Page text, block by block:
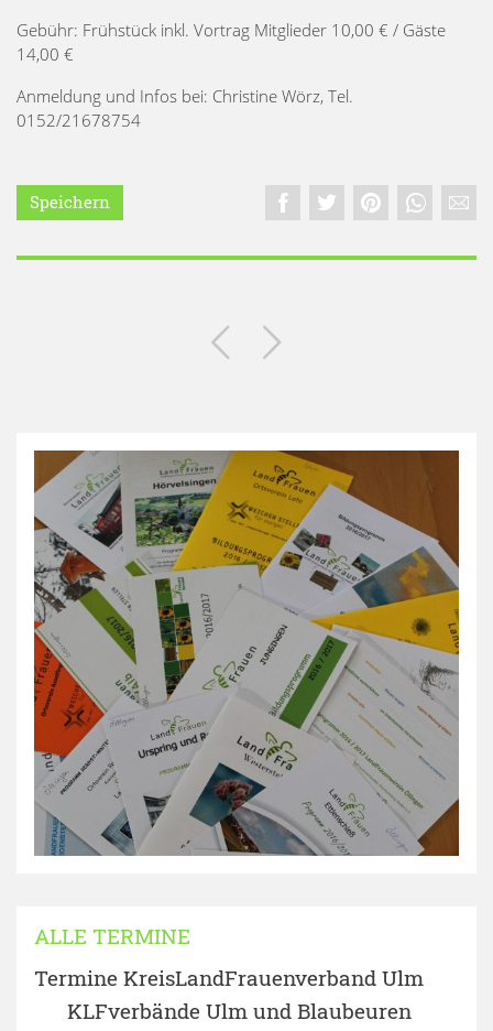
Gebühr: Frühstück inkl. Vortrag Mitglieder 10,00 € / Gäste
14,00 €
Anmeldung und Infos bei: Christine Wörz, Tel.
0152/21678754
Speichern
ALLE TERMINE
Termine KreisLandFrauenverband Ulm
KLFverbände Ulm und Blaubeuren